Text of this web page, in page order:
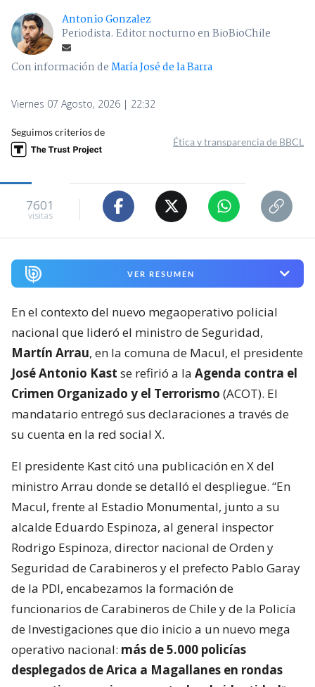
Antonio Gonzalez
Periodista. Editor nocturno en BioBioChile
Con información deMaría José de la Barra
Viernes 07 Agosto, 2026 | 22:32
Seguimos criterios de
Ética y transparencia de BBCL
7601
visitas
VER RESUMEN
En el contexto del nuevo megaoperativo policial
nacional que lideró el ministro de Seguridad,
Martín Arrau, en la comuna de Macul, el presidente
José Antonio Kast se refirió a la Agenda contra el
Crimen Organizado y el Terrorismo (ACOT). El
mandatario entregó sus declaraciones a través de
su cuenta en la red social X.
El presidente Kast citó una publicación en X del
ministro Arrau donde se detalló el despliegue. “En
Macul, frente al Estadio Monumental, junto a su
alcalde Eduardo Espinoza, al general inspector
Rodrigo Espinoza, director nacional de Orden y
Seguridad de Carabineros y el prefecto Pablo Garay
de la PDI, encabezamos la formación de
funcionarios de Carabineros de Chile y de la Policía
de Investigaciones que dio inicio a un nuevo mega
operativo nacional: más de 5.000 policías
desplegados de Arica a Magallanes en rondas